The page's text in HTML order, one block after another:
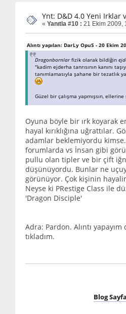
Ynt: D&D 4.0 Yeni Irklar
« Yanıtla #10 : 21 Ekim 2009,
Alıntı yapılan: DarLy OpuS - 20 Ekim
Dragonbornlarfizik olarak bildiğin
"kadim ejderha tanrısının kanını
tanımlamasıyla şahane bir tezatlık
Güzel bir çalışma yapmışsın, ellerine
Oyuna böyle bir ırk koyarak
hayal kırıklığına uğrattılar.
adamlar beklemiyordu
forumlarda vs İnsan gibi
pullu olan tipler ve bir çift
düşünüyordu. Bunlar ne
görünüyor. Çok kişinin
Neyse ki PRestige Class ile
'Dragon Disciple'
Adra: Pardon. Alıntı
tıkladım.
Blog